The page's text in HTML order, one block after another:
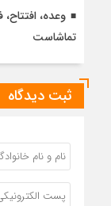
وعده،
تماشاست
ثبت دیدگاه